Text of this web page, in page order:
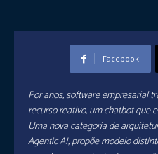
Facebook
Por anos, software empresarial
recurso reativo, um chatbot que
Uma nova categoria de
Agentic AI, propõe modelo